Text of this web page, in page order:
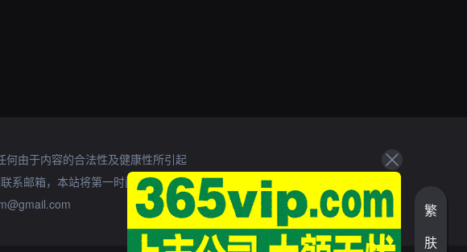
由于内容的合法性及健康性所引起
系邮箱，本站将第一时间处理。
繁
肤